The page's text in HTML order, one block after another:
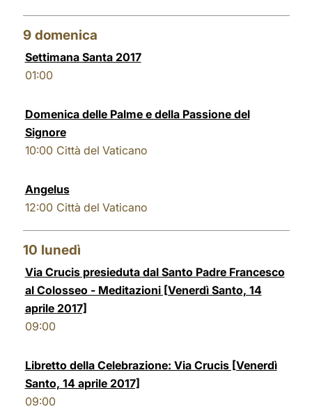
9 domenica
Settimana Santa 2017
01:00
Domenica delle Palme e della Passione del
Signore
10:00 Città del Vaticano
Angelus
12:00 Città del Vaticano
10 lunedì
Via Crucis presieduta dal Santo Padre Francesco
al Colosseo - Meditazioni [Venerdì Santo, 14
aprile 2017]
09:00
Libretto della Celebrazione: Via Crucis [Venerdì
Santo, 14 aprile 2017]
09:00